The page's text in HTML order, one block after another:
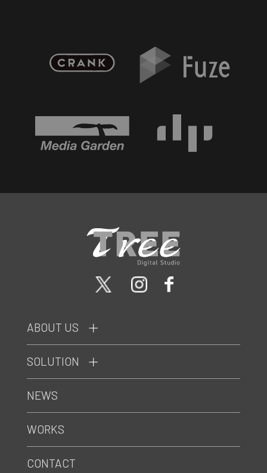
ABOUT US
SOLUTION
NEWS
WORKS
CONTACT